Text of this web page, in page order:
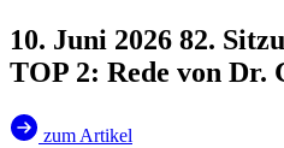
10. Juni 2026 82.
TOP 2: Rede von Dr.
zum Artikel